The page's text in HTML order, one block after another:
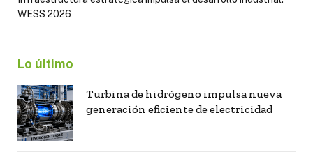
WESS 2026
Lo último
Turbina de hidrógeno impulsa nueva
generación eficiente de electricidad